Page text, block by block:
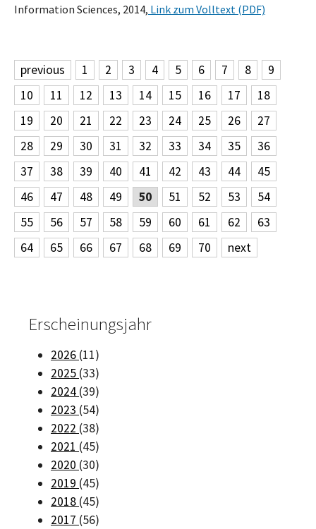
Information Sciences, 2014, Link zum Volltext (PDF)
previous 1 2 3 4 5 6 7 8
9
10
11 12 13 14 15 16 17
18
19
20 21 22 23 24 25 26
27
28
29 30 31 32 33 34 35
36
37
38 39 40 41 42 43 44
45
46
47 48 49 50 51 52 53
54
55
56 57 58 59 60 61 62
63
64
65 66 67 68 69 70 next
Erscheinungsjahr
2026 (11)
2025 (33)
2024 (39)
2023 (54)
2022 (38)
2021 (45)
2020 (30)
2019 (45)
2018 (45)
2017 (56)